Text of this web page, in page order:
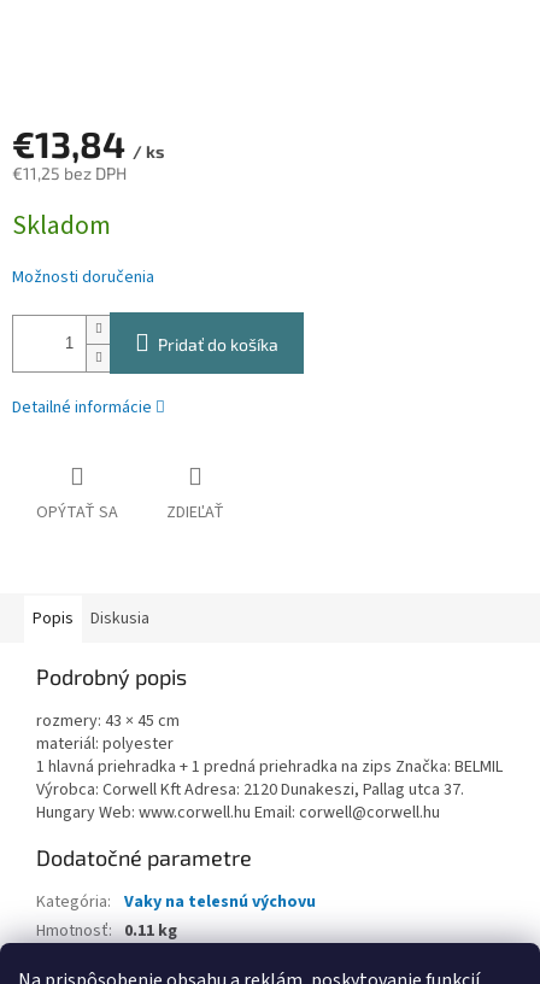
€13,84 / ks
€11,25 bez DPH
cena:
Skladom
Možnosti doručenia
Pridať do košíka
Detailné informácie
OPÝTAŤ SA ZDIEĽAŤ
Popis Diskusia
Podrobný popis
rozmery: 43 × 45 cm
materiál: polyester
1 hlavná priehradka + 1 predná priehradka na zips Značka: BELMIL
Výrobca: Corwell Kft Adresa: 2120 Dunakeszi, Pallag utca 37.
Hungary Web: www.corwell.hu Email: corwell@corwell.hu
Dodatočné parametre
Kategória: Vaky na telesnú výchovu
Hmotnosť: 0.11 kg